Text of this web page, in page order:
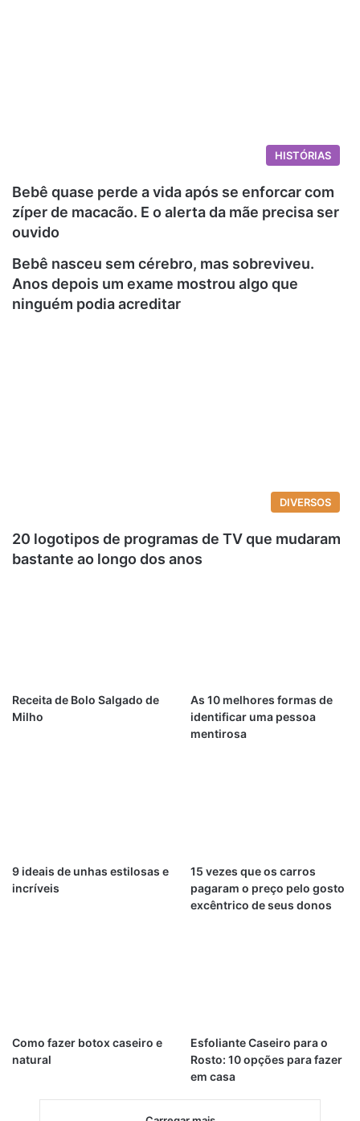
HISTÓRIAS
Bebê quase perde a vida após se enforcar com
zíper de macacão. E o alerta da mãe precisa ser
ouvido
Bebê nasceu sem cérebro, mas sobreviveu.
Anos depois um exame mostrou algo que
ninguém podia acreditar
DIVERSOS
20 logotipos de programas de TV que mudaram
bastante ao longo dos anos
Receita de Bolo Salgado de
Milho
As 10 melhores formas de
identificar uma pessoa
mentirosa
9 ideais de unhas estilosas e
incríveis
15 vezes que os carros
pagaram o preço pelo gosto
excêntrico de seus donos
Como fazer botox caseiro e
natural
Esfoliante Caseiro para o
Rosto: 10 opções para fazer
em casa